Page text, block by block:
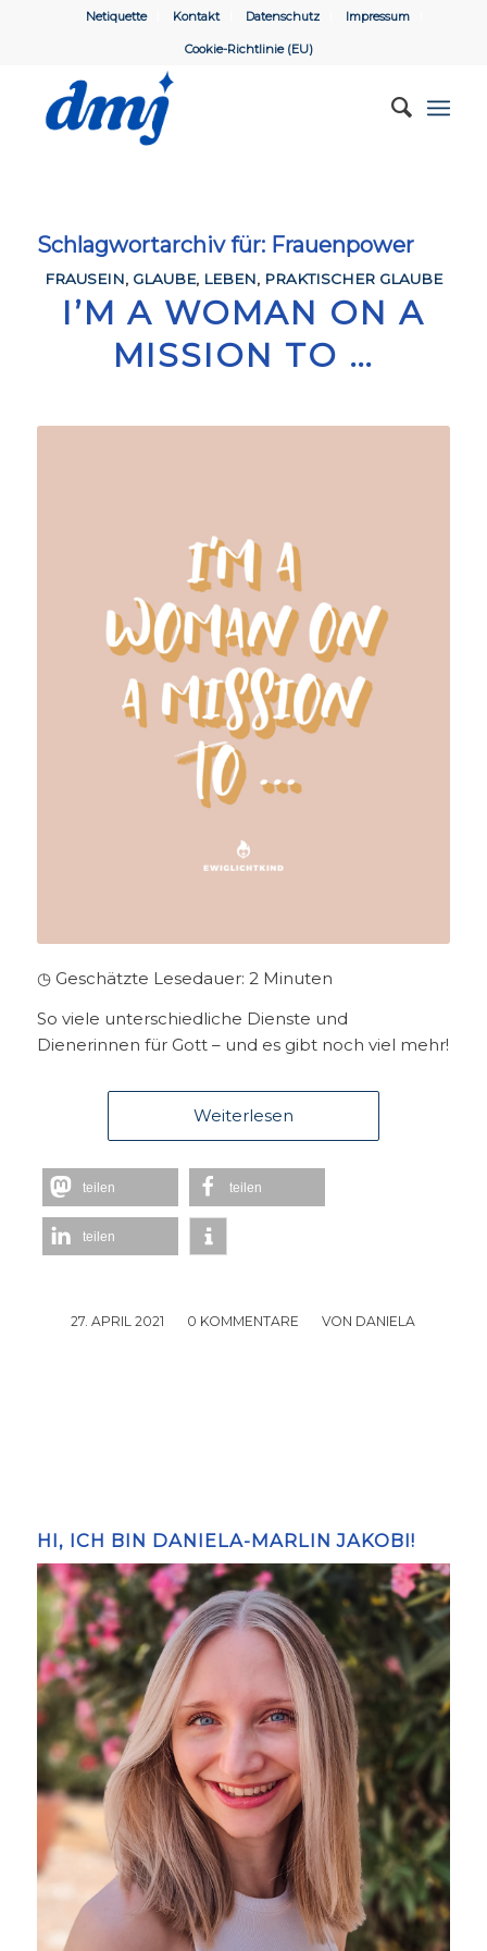
Netiquette Kontakt Datenschutz Impressum
Cookie-Richtlinie (EU)
Schlagwortarchiv für: Frauenpower
FRAUSEIN, GLAUBE, LEBEN, PRAKTISCHER GLAUBE
I’M A WOMAN ON A
MISSION TO …
◷ Geschätzte Lesedauer: 2 Minuten
So viele unterschiedliche Dienste und
Dienerinnen für Gott – und es gibt noch viel mehr!
Weiterlesen
teilen teilen
teilen
27. APRIL 2021
/ 0 KOMMENTARE
/ VON DANIELA
HI, ICH BIN DANIELA-MARLIN JAKOBI!